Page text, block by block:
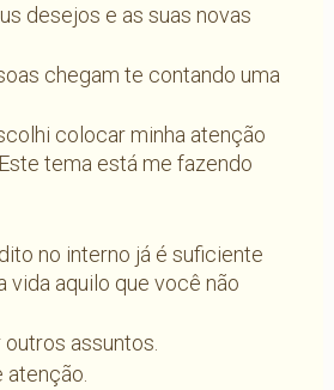
desejos e as suas novas
chegam te contando uma
colocar minha atenção
tema está me fazendo
no interno já é suficiente
vida aquilo que você não
assuntos.